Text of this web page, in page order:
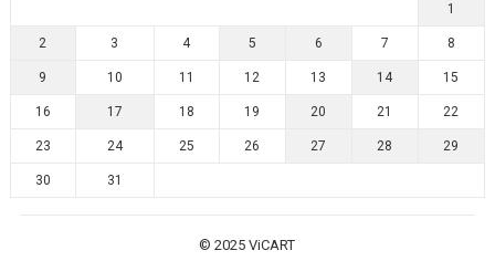
1
2 3 4 5 6 7 8
9 10 11 12 13 14 15
16 17 18 19 20 21 22
23 24 25 26 27 28 29
30 31
© 2025ViCART